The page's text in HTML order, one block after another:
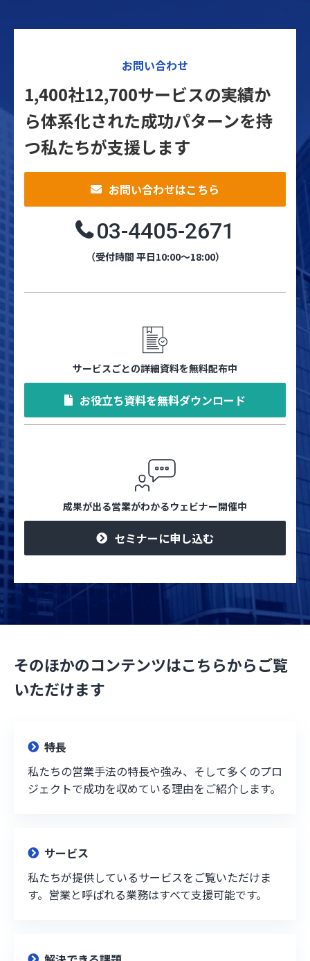
お問い合わせ
1,400社12,700サービスの実績か
ら体系化された成功パターンを持
つ私たちが支援します
お問い合わせはこちら
03-4405-2671
（受付時間 平日10:00～18:00）
サービスごとの詳細資料を無料配布中
お役立ち資料を無料ダウンロード
成果が出る営業がわかるウェビナー開催中
セミナーに申し込む
そのほかのコンテンツはこちらからご覧
いただけます
特長
私たちの営業手法の特長や強み、そして多くのプロ
ジェクトで成功を収めている理由をご紹介します。
サービス
私たちが提供しているサービスをご覧いただけま
す。営業と呼ばれる業務はすべて支援可能です。